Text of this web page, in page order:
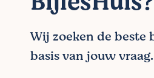
Wij zoeken de beste
basis van jouw vraag.